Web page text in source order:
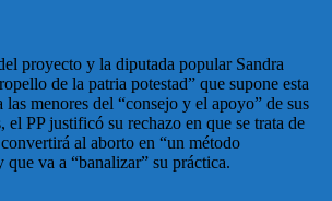
proyecto y la diputada popular Sandra
de la patria potestad” que supone esta
las menores del “consejo y el apoyo” de sus
el PP justificó su rechazo en que se trata de
al aborto en “un método
va a “banalizar” su práctica.